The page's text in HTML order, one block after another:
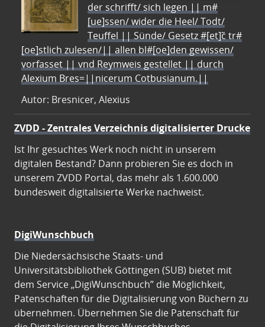
der schrifft/ sich legen || m#
[ue]ssen/ wider die Heel/ Todt/
Teuffel || Sünde/ Gesetz #[et]c̃ tr#
[oe]stlich zulesen/|| allen bl#[oe]den gewissen/
vorfasset || vnd Reymweis gestellet || durch
Alexium Bres=||nicerum Cotbusianum.||
Autor: Bresnicer, Alexius
ZVDD - Zentrales Verzeichnis digitalisierter Drucke
Ist Ihr gesuchtes Werk noch nicht in unserem
digitalen Bestand? Dann probieren Sie es doch in
unserem ZVDD Portal, das mehr als 1.600.000
bundesweit digitalisierte Werke nachweist.
DigiWunschbuch
Die Niedersächsische Staats- und
Universitätsbibliothek Göttingen (SUB) bietet mit
dem Service „DigiWunschbuch” die Möglichkeit,
Patenschaften für die Digitalisierung von Büchern zu
übernehmen. Übernehmen Sie die Patenschaft für